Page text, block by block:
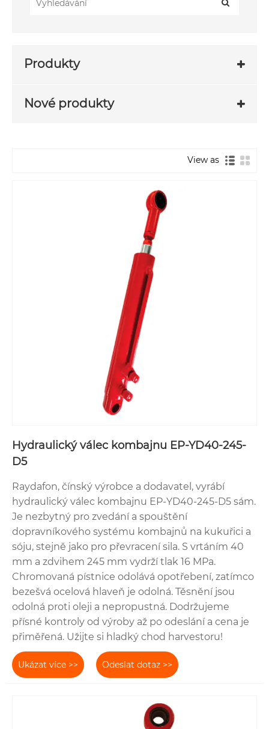
Produkty
Nové produkty
View as
Hydraulický válec kombajnu EP-YD40-245-
D5
Raydafon, čínský výrobce a dodavatel, vyrábí
hydraulický válec kombajnu EP-YD40-245-D5 sám.
Je nezbytný pro zvedání a spouštění
dopravníkového systému kombajnů na kukuřici a
sóju, stejně jako pro převracení sila. S vrtáním 40
mm a zdvihem 245 mm vydrží tlak 16 MPa.
Chromovaná pístnice odolává opotřebení, zatímco
bezešvá ocelová hlaveň je odolná. Těsnění jsou
odolná proti oleji a nepropustná. Dodržujeme
přísné kontroly od výroby až po odeslání a cena je
přiměřená. Užijte si hladký chod harvestoru!
Ukázat více >> Odeslat dotaz >>